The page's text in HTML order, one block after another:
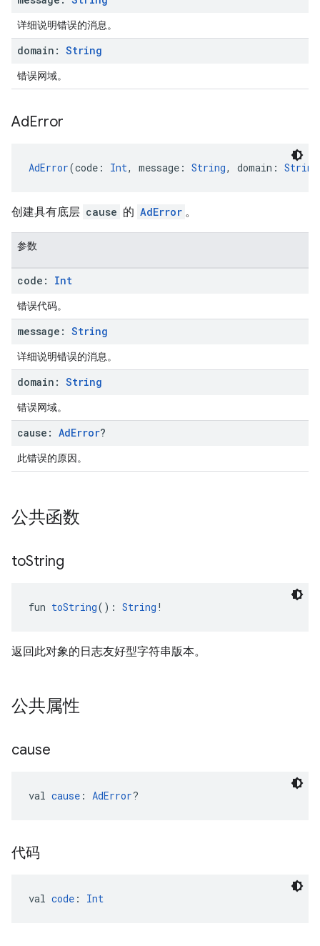
详细说明错误的消息。
domain: String
错误网域。
AdError
AdError(code: Int, message: String, domain: String
创建具有底层 cause 的 AdError 。
参数
code: Int
错误代码。
message: String
详细说明错误的消息。
domain: String
错误网域。
cause: AdError?
此错误的原因。
公共函数
toString
fun toString(): String !
返回此对象的日志友好型字符串版本。
公共属性
cause
val cause : AdError?
代码
val code : Int